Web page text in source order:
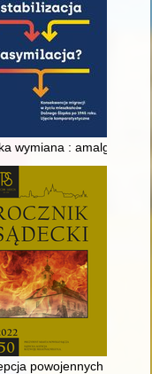
legendarnego Domu
wymiana : amalgamat
Instytutu
powojennych